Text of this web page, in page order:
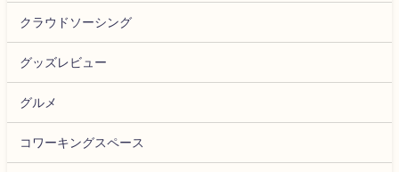
クラウドソーシング
グッズレビュー
グルメ
コワーキングスペース